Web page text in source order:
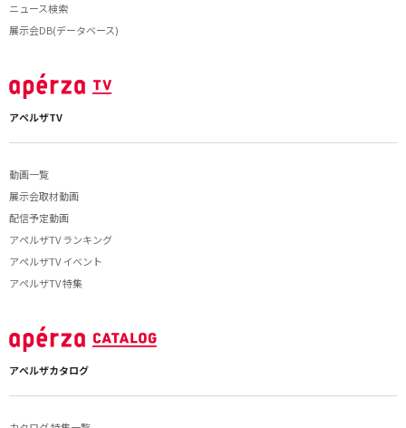
ニュース検索
展示会DB(データベース)
アペルザTV
動画一覧
展示会取材動画
配信予定動画
アペルザTV ランキング
アペルザTV イベント
アペルザTV 特集
アペルザカタログ